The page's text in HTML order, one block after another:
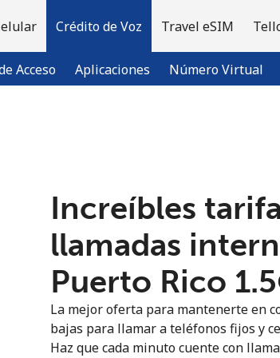
Crédito de Voz
Acceso Aplicaciones Número Virtual
Travel eSIM
cuenta? Inicia sesión →
Regístrate con
Increíbles
llamadas
Puerto Rico
La mejor oferta para mantenerte en
bajas para llamar a teléfonos fijos y
Haz que cada minuto cuente con